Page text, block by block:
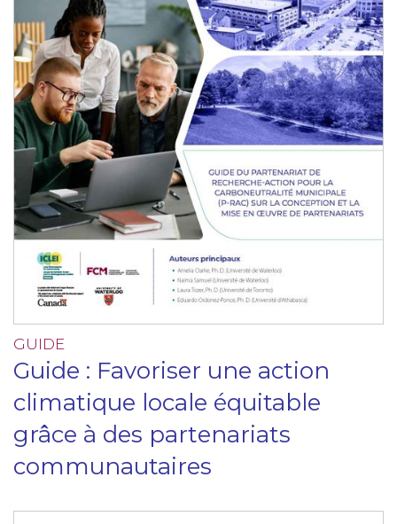
GUIDE
Guide : Favoriser une action
climatique locale équitable
grâce à des partenariats
communautaires